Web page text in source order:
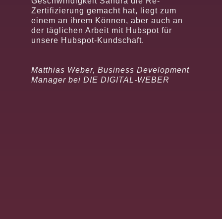
Zertifizierung gemacht hat, liegt zum
einem an ihrem Können, aber auch an
der täglichen Arbeit mit Hubspot für
unsere Hubspot-Kundschaft.
Matthias Weber, Business Development
Manager bei DIE DIGITAL-WEBER